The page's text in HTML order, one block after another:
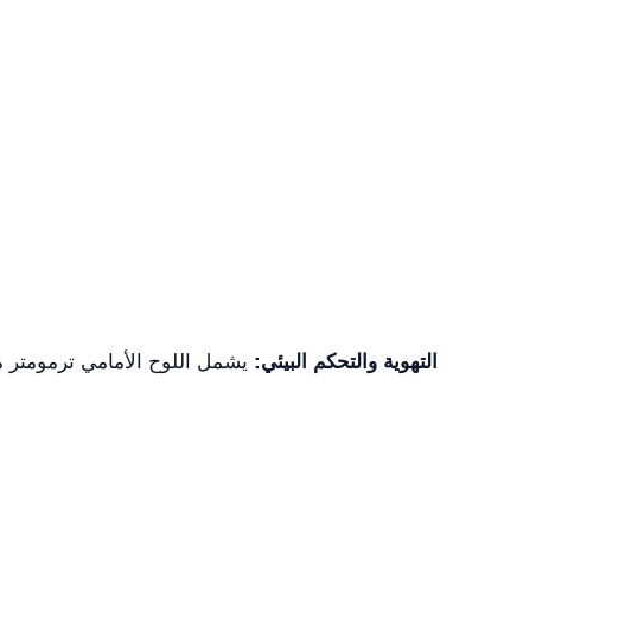
التهوية والتحكم البيئي: يشمل اللوح الأمامي ترمومتر